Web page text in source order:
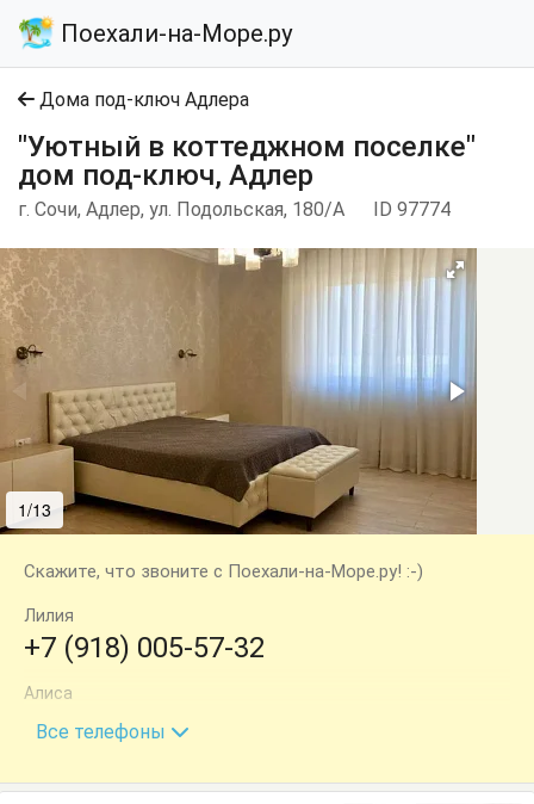
Поехали-на-Море.ру
Дома под-ключ Адлера
"Уютный в коттеджном поселке"
дом под-ключ, Адлер
г. Сочи, Адлер, ул. Подольская, 180/А ID 97774
1/13
Скажите, что звоните с Поехали-на-Море.ру! :-)
Лилия
+7 (918) 005-57-32
Алиса
+7 (988) 285-05-80
Все телефоны